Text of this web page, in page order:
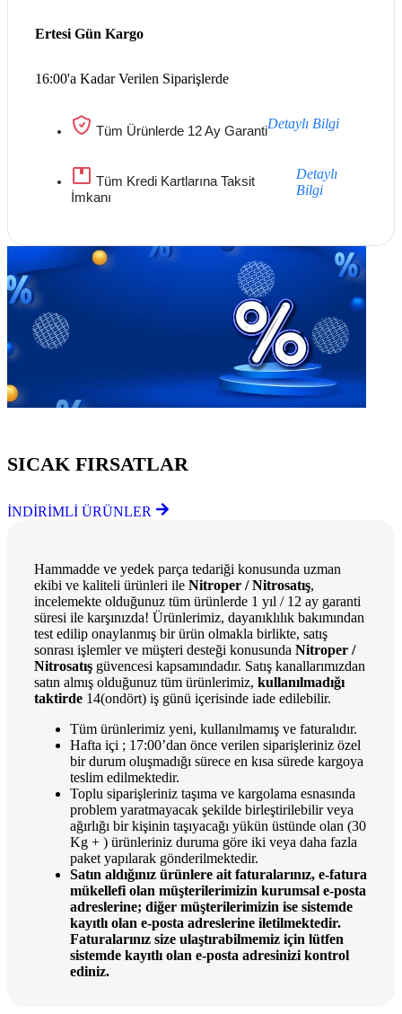
16:00'a Kadar Verilen Siparişlerde
Ertesi Gün Kargo
Tüm Ürünlerde 12 Ay GarantiDetaylı Bilgi
Tüm Kredi Kartlarına Taksit
İmkanı
Detaylı
Bilgi
SICAK FIRSATLAR
İNDİRİMLİ ÜRÜNLER
Hammadde ve yedek parça tedariği konusunda uzman
ekibi ve kaliteli ürünleri ile Nitroper / Nitrosatış,
incelemekte olduğunuz tüm ürünlerde 1 yıl / 12 ay garanti
süresi ile karşınızda! Ürünlerimiz, dayanıklılık bakımından
test edilip onaylanmış bir ürün olmakla birlikte, satış
sonrası işlemler ve müşteri desteği konusunda Nitroper /
Nitrosatış güvencesi kapsamındadır. Satış kanallarımızdan
satın almış olduğunuz tüm ürünlerimiz, kullanılmadığı
taktirde 14(ondört) iş günü içerisinde iade edilebilir.
Tüm ürünlerimiz yeni, kullanılmamış ve faturalıdır.
Hafta içi ; 17:00’dan önce verilen siparişleriniz özel
bir durum oluşmadığı sürece en kısa sürede kargoya
teslim edilmektedir.
Toplu siparişleriniz taşıma ve kargolama esnasında
problem yaratmayacak şekilde birleştirilebilir veya
ağırlığı bir kişinin taşıyacağı yükün üstünde olan (30
Kg + ) ürünleriniz duruma göre iki veya daha fazla
paket yapılarak gönderilmektedir.
Satın aldığınız ürünlere ait faturalarınız, e-fatura
mükellefi olan müşterilerimizin kurumsal e-posta
adreslerine; diğer müşterilerimizin ise sistemde
kayıtlı olan e-posta adreslerine iletilmektedir.
Faturalarınız size ulaştırabilmemiz için lütfen
sistemde kayıtlı olan e-posta adresinizi kontrol
ediniz.